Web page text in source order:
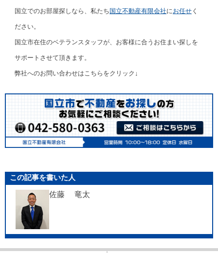
国立でのお部屋探しなら、私たち 国立不動産有限会社にお任せ く
ださい。
国立市在住のベテランスタッフが、お客様に合うお住まい探しを
サポートさせて頂きます。
弊社へのお問い合わせはこちらをクリック↓
この記事を書いた人
佐藤 竜太